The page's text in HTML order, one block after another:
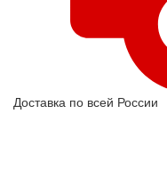
Доставка по всей России